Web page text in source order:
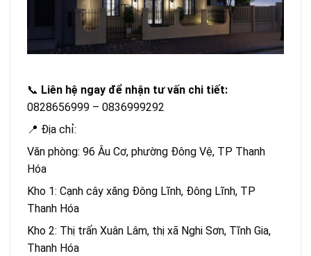
📞 Liên hệ ngay để nhận tư vấn chi tiết:
0828656999 – 0836999292
📍 Địa chỉ:
Văn phòng: 96 Âu Cơ, phường Đông Vệ, TP Thanh
Hóa
Kho 1: Cạnh cây xăng Đông Lĩnh, Đông Lĩnh, TP
Thanh Hóa
Kho 2: Thị trấn Xuân Lâm, thị xã Nghi Sơn, Tĩnh Gia,
Thanh Hóa